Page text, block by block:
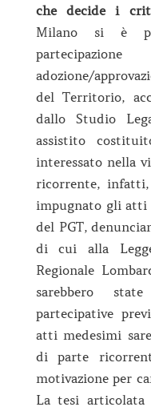
che decide i
Milano si è
adozione/
del Territorio,
dallo Studio
assistito
interessato nella
ricorrente,
impugnato gli atti
del PGT,
di cui alla
Regionale
sarebbero
partecipative
atti medesimi
di parte
motivazione per
La tesi